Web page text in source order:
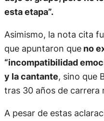
esta etapa”.
Asimismo, la nota cita
que apuntaron queno
“incompatibilidad
y la cantante, sino que
tras 30 años de carrera
A pesar de estas